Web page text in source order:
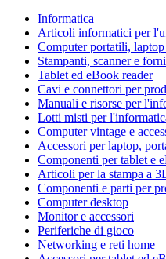
Informatica
Articoli informatici per
Computer portatili,
Stampanti, scanner e
Tablet ed eBook reader
Cavi e connettori per
Manuali e risorse per
Lotti misti per
Computer vintage e
Accessori per laptop,
Componenti per tablet e
Articoli per la stampa a
Componenti e parti per
Computer desktop
Monitor e accessori
Periferiche di gioco
Networking e reti home